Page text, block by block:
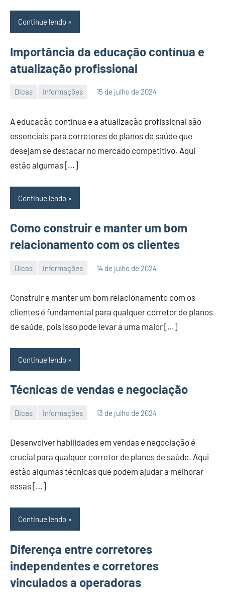
Continue lendo
Importância da educação contínua e
atualização profissional
Dicas Informações 15 de julho de 2024
A educação contínua e a atualização profissional são
essenciais para corretores de planos de saúde que
desejam se destacar no mercado competitivo. Aqui
estão algumas […]
Continue lendo
Como construir e manter um bom
relacionamento com os clientes
Dicas Informações 14 de julho de 2024
Construir e manter um bom relacionamento com os
clientes é fundamental para qualquer corretor de planos
de saúde, pois isso pode levar a uma maior […]
Continue lendo
Técnicas de vendas e negociação
Dicas Informações 13 de julho de 2024
Desenvolver habilidades em vendas e negociação é
crucial para qualquer corretor de planos de saúde. Aqui
estão algumas técnicas que podem ajudar a melhorar
essas […]
Continue lendo
Diferença entre corretores
independentes e corretores
vinculados a operadoras